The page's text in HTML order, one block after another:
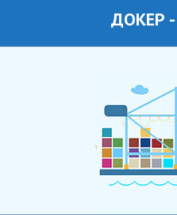
ДОКЕР -